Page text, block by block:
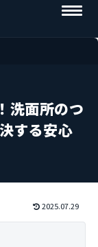
洗面所のつ
する安心
2025.07.29